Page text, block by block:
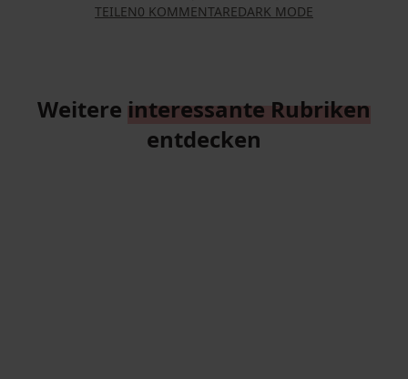
TEILEN0 KOMMENTAREDARK MODE
Weitere interessante Rubriken
entdecken